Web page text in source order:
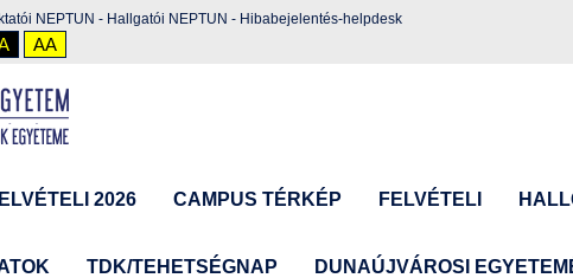
NEPTUN - Hallgatói NEPTUN - Hibabejelentés-helpdesk
AA
2026 CAMPUS TÉRKÉP FELVÉTELI
TDK/TEHETSÉGNAP DUNAÚJVÁROSI